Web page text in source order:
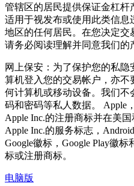
管辖区的居民提供保证金杠
适用于视发布或使用此类信
地区的任何居民。在您决定交
请务必阅读理解并同意我们的
网上保安：为了保护您的私
算机登入您的交易帐户，亦
何计算机或移动设备。我们
码和密码等私人数据。 Apple
Apple Inc.的注册商标并在美
Apple Inc.的服务标志，
Google徽标，Google Play徽标
标或注册商标。
电脑版